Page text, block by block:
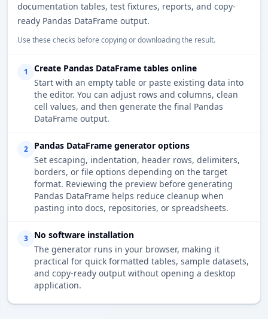
documentation tables, test fixtures, reports, and copy-
ready Pandas DataFrame output.
Use these checks before copying or downloading the result.
1
Create Pandas DataFrame tables online
Start with an empty table or paste existing data into
the editor. You can adjust rows and columns, clean
cell values, and then generate the final Pandas
DataFrame output.
2
Pandas DataFrame generator options
Set escaping, indentation, header rows, delimiters,
borders, or file options depending on the target
format. Reviewing the preview before generating
Pandas DataFrame helps reduce cleanup when
pasting into docs, repositories, or spreadsheets.
3
No software installation
The generator runs in your browser, making it
practical for quick formatted tables, sample datasets,
and copy-ready output without opening a desktop
application.